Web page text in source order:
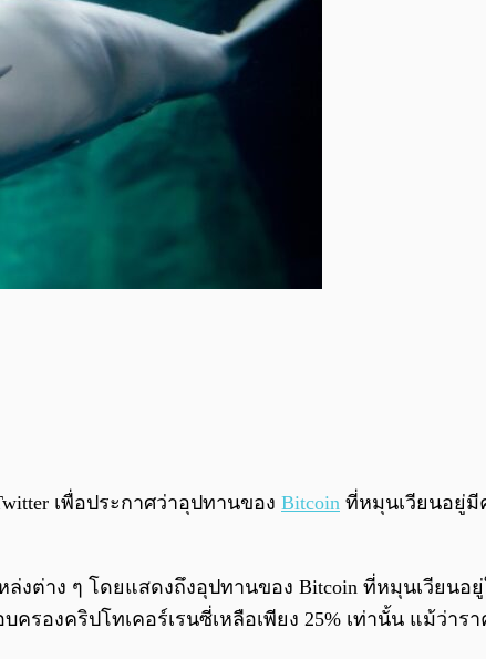
เพื่อประกาศว่าอุปทานของ Bitcoin ที่หมุนเวียนอยู่มี
งต่าง ๆ โดยแสดงถึงอุปทานของ Bitcoin ที่หมุนเวียน
รองคริปโทเคอร์เรนซี่เหลือเพียง 25% เท่านั้น แม้ว่าร